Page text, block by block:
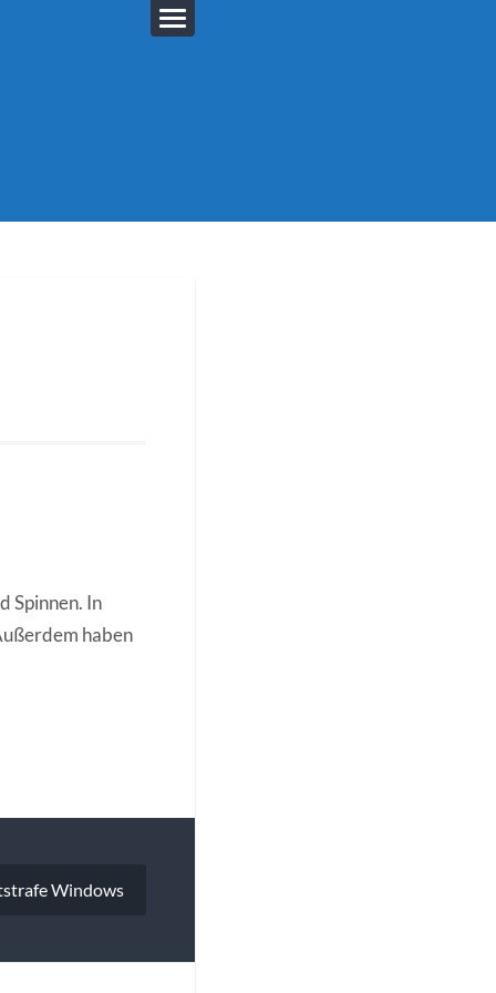
Spinnen. In
haben
Windows